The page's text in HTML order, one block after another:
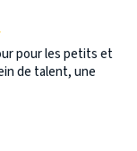
pour les petits et
de talent, une